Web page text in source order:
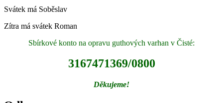
Svátek má Soběslav
Zítra má svátek Roman
Sbírkové konto na opravu guthových varhan v Čisté:
3167471369/0800
Děkujeme!